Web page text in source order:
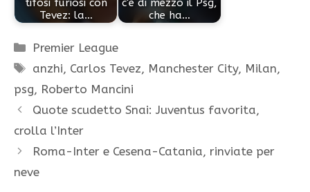
tifosi furiosi con
Tevez: la…
c'è di mezzo il Psg,
che ha…
Categorie
Premier League
Tag
anzhi, Carlos Tevez, Manchester City, Milan,
psg, Roberto Mancini
Quote scudetto Snai: Juventus favorita,
crolla l’Inter
Roma-Inter e Cesena-Catania, rinviate per
neve